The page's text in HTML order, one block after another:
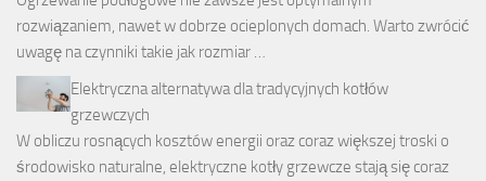
rozwiązaniem, nawet w dobrze ocieplonych domach. Warto zwrócić
uwagę na czynniki takie jak rozmiar …
Elektryczna alternatywa dla tradycyjnych kotłów
grzewczych
W obliczu rosnących kosztów energii oraz coraz większej troski o
środowisko naturalne, elektryczne kotły grzewcze stają się coraz